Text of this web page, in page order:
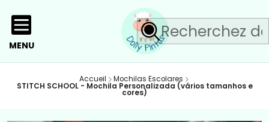
MENU
Accueil Mochilas Escolares
STITCH SCHOOL - Mochila Personalizada (vários tamanhos e
cores)